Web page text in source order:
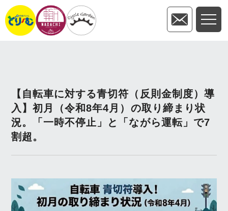
【自転車に対する青切符（反則金制度）導
入】初月（令和8年4月）の取り締まり状
況。「一時不停止」と「ながら運転」で7
割超。